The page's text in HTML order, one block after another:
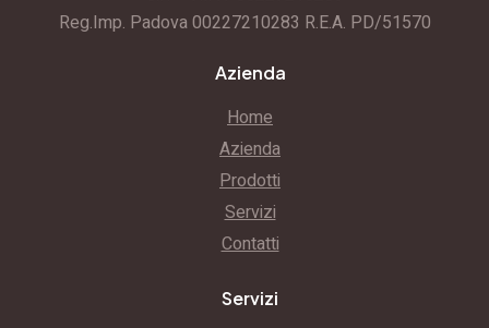
Reg.Imp. Padova 00227210283 R.E.A. PD/51570
Azienda
Home
Azienda
Prodotti
Servizi
Contatti
Servizi